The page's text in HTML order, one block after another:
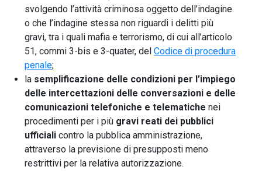
svolgendo l’attività criminosa oggetto dell’indagine
o che l’indagine stessa non riguardi i delitti più
gravi, tra i quali mafia e terrorismo, di cui all’articolo
51, commi 3-bis e 3-quater, delCodice di procedura
penale;
la semplificazione delle condizioni per l’impiego
delle intercettazioni delle conversazioni e delle
comunicazioni telefoniche e telematiche nei
procedimenti per i più gravi reati dei pubblici
ufficiali contro la pubblica amministrazione,
attraverso la previsione di presupposti meno
restrittivi per la relativa autorizzazione.